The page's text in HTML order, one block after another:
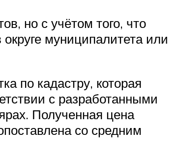
но с учётом того, что
муниципалитета или
по кадастру, которая
с разработанными
Полученная цена
со средним